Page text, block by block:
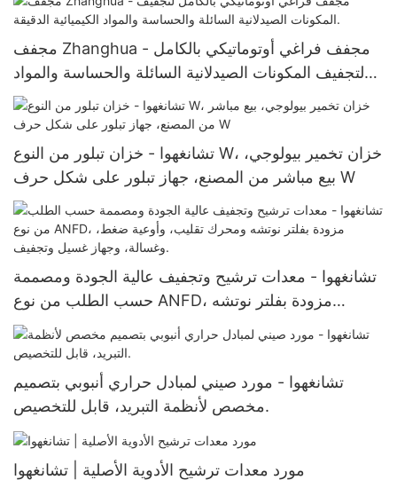
مجفف Zhanghua - مجفف فراغي أوتوماتيكي بالكامل
لتجفيف المكونات الصيدلانية السائلة والحساسة والمواد
تشانغهوا - خزان تبلور من النوع W، خزان تخمير بيولوجي،
بيع مباشر من المصنع، جهاز تبلور على شكل حرف W
تشانغهوا - معدات ترشيح وتجفيف عالية الجودة ومصممة
حسب الطلب من نوع ANFD، مزودة بفلتر نوتشه
ومحرك تقليب، وأوعية ضغط، وغسالة، وجهاز غسيل
وتجفيف.
تشانغهوا - مورد صيني لمبادل حراري أنبوبي بتصميم
مخصص لأنظمة التبريد، قابل للتخصيص.
مورد معدات ترشيح الأدوية الأصلية | تشانغهوا